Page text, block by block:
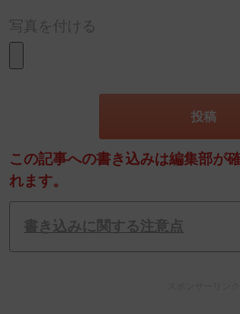
写真を付ける
この記事への書き込みは編集部が
れます。
書き込みに関する注意点